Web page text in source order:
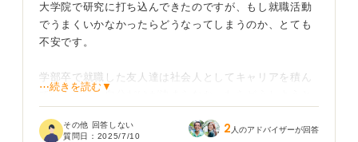
大学院で研究に打ち込んできたのですが、もし就職活動
でうまくいかなかったらどうなってしまうのか、とても
不安です。
学部卒で就職した友人達は社会人としてキャリアを積ん
でいるのに、自分だけが決まらなかったらどうしようと
⋯続きを読む▼
その他 回答しない
質問日： 2025/7/10 2 人のアドバイザーが回答